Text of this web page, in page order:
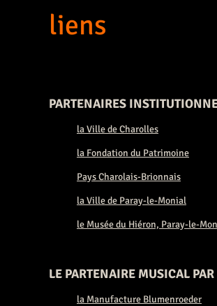
liens
PARTENAIRES
la Ville de Charolles
la Fondation du Patrimoine
Pays Charolais-Brionnais
la Ville de Paray-le-Monial
le Musée du Hiéron, Paray-le-
LE PARTENAIRE MUSICAL
la Manufacture Blumenroeder